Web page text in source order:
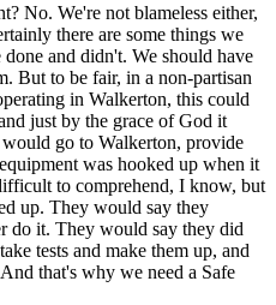
No. We're not blameless either,
there are some things we
and didn't. We should have
But to be fair, in a non-partisan
in Walkerton, this could
just by the grace of God it
go to Walkerton, provide
was hooked up when it
to comprehend, I know, but
up. They would say they
do it. They would say they did
tests and make them up, and
that's why we need a Safe